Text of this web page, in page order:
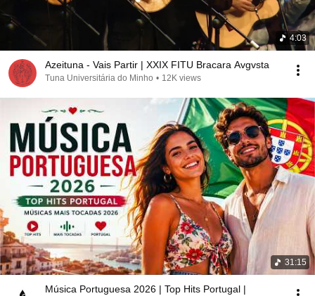
4:03
Azeituna - Vais Partir | XXIX FITU Bracara Avgvsta
Tuna Universitária do Minho • 12K views
31:15
Música Portuguesa 2026 | Top Hits Portugal |